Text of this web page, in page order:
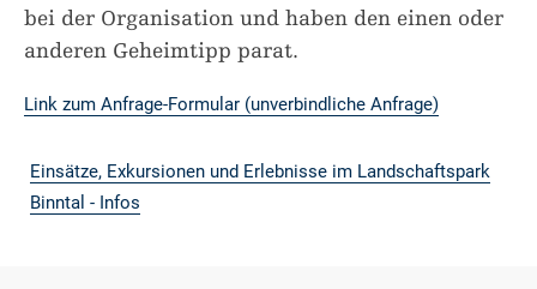
bei der Organisation und haben den einen oder
anderen Geheimtipp parat.
Link zum Anfrage-Formular (unverbindliche Anfrage)
Einsätze, Exkursionen und Erlebnisse im Landschaftspark
Binntal - Infos